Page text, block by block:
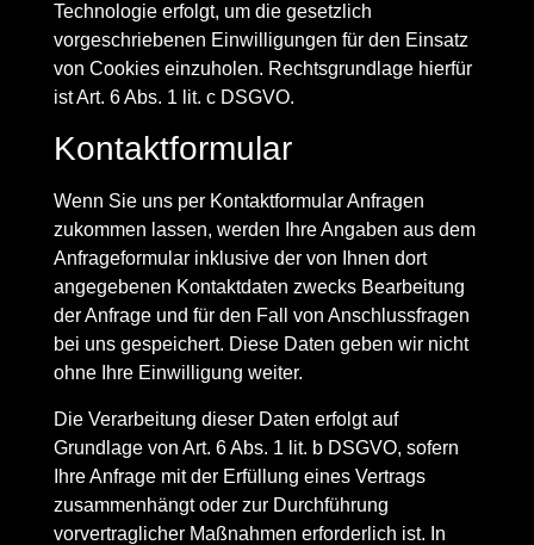
Technologie erfolgt, um die gesetzlich
vorgeschriebenen Einwilligungen für den Einsatz
von Cookies einzuholen. Rechtsgrundlage hierfür
ist Art. 6 Abs. 1 lit. c DSGVO.
Kontaktformular
Wenn Sie uns per Kontaktformular Anfragen
zukommen lassen, werden Ihre Angaben aus dem
Anfrageformular inklusive der von Ihnen dort
angegebenen Kontaktdaten zwecks Bearbeitung
der Anfrage und für den Fall von Anschlussfragen
bei uns gespeichert. Diese Daten geben wir nicht
ohne Ihre Einwilligung weiter.
Die Verarbeitung dieser Daten erfolgt auf
Grundlage von Art. 6 Abs. 1 lit. b DSGVO, sofern
Ihre Anfrage mit der Erfüllung eines Vertrags
zusammenhängt oder zur Durchführung
vorvertraglicher Maßnahmen erforderlich ist. In